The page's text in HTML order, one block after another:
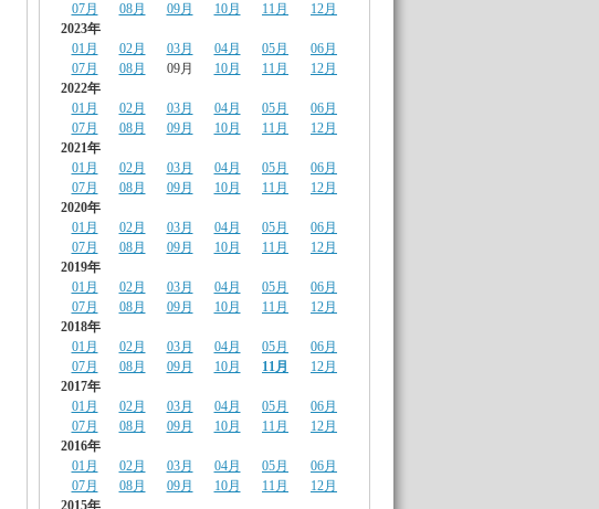
07月
08月 09月 10月 11月
12月
2023年
01月
02月 03月 04月 05月
06月
07月
08月 09月 10月 11月
12月
2022年
01月
02月 03月 04月 05月
06月
07月
08月 09月 10月 11月
12月
2021年
01月
02月 03月 04月 05月
06月
07月
08月 09月 10月 11月
12月
2020年
01月
02月 03月 04月 05月
06月
07月
08月 09月 10月 11月
12月
2019年
01月
02月 03月 04月 05月
06月
07月
08月 09月 10月 11月
12月
2018年
01月
02月 03月 04月 05月
06月
07月
08月 09月 10月 11月
12月
2017年
01月
02月 03月 04月 05月
06月
07月
08月 09月 10月 11月
12月
2016年
01月
02月 03月 04月 05月
06月
07月
08月 09月 10月 11月
12月
2015年